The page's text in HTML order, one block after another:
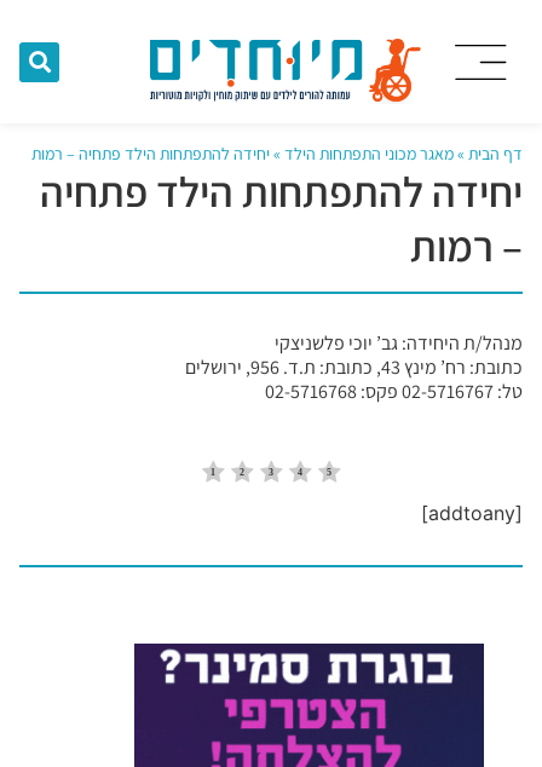
דף הבית »מאגר מכוני התפתחות הילד »יחידה להתפתחות הילד פתחיה – רמות
יחידה להתפתחות הילד פתחיה
– רמות
מנהל/ת היחידה: גב’ יוכי פלשניצקי
כתובת: רח’ מינץ 43, כתובת: ת.ד. 956, ירושלים
טל: 02-5716767 פקס: 02-5716768
[addtoany]